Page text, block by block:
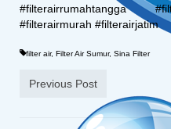
#filterairrumahtangga
#filterairmurah #filterairjatim
filter air, Filter Air Sumur, Sina Filter
Previous Post